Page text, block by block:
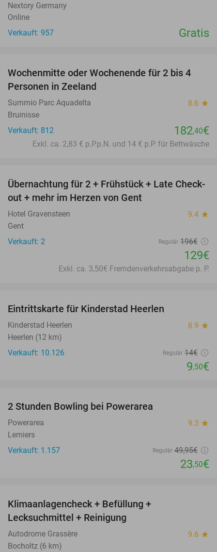
Nextory Germany
Online
Verkauft: 957
Gratis
Wochenmitte oder Wochenende für 2 bis 4
Personen in Zeeland
Summio Parc Aquadelta 8.6 star
Bruinisse
Verkauft: 812
182,40€
Exkl. ca. 2,83 € p.P.p.N. und 14 € p.P. für Bettwäsche
34%
Übernachtung für 2 + Frühstück + Late Check-
out + mehr im Herzen von Gent
Hotel Gravensteen 9.4 star
Gent
Verkauft: 2
Regulär 196€
129€
Exkl. ca. 3,50€ Fremdenverkehrsabgabe p. P.
Eintrittskarte für Kinderstad Heerlen
Kinderstad Heerlen 8.9 star
Heerlen (12 km)
Verkauft: 10.126
Regulär 14€
9,50€
2 Stunden Bowling bei Powerarea
Powerarea 9.3 star
Lemiers
Verkauft: 1.157
Regulär 49,95€
23,50€
Klimaanlagencheck + Befüllung +
Lecksuchmittel + Reinigung
Autodrome Grassère 9.6 star
Bocholtz (6 km)